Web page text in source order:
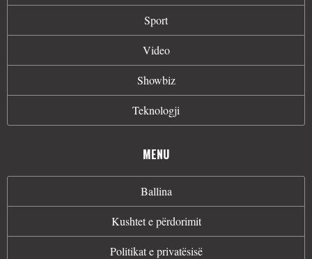
Sport
Video
Showbiz
Teknologji
MENU
Ballina
Kushtet e përdorimit
Politikat e privatësisë